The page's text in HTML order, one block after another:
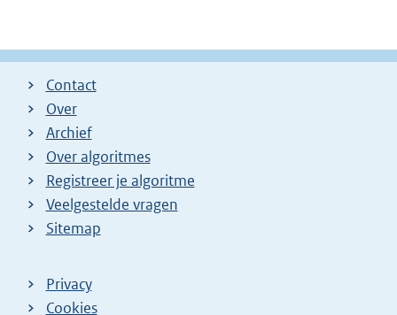
Contact
Over
Archief
Over algoritmes
Registreer je algoritme
Veelgestelde vragen
Sitemap
Privacy
Cookies